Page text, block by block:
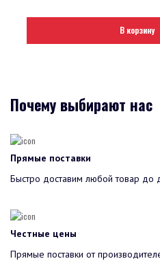
В корзину
Почему выбирают нас
Прямые поставки
Быстро доставим любой товар до
Честные цены
Прямые поставки от